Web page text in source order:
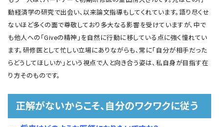
動経済学の研究で出会い、以来論文指導もしてくれています。語り尽くせ
ないほど多くの面で尊敬しており多大なる影響を受けていますが、中で
も他人への「Giveの精神」を自然に行動に移している点に強く憧れてい
ます。研修医として忙しい立場にありながらも、常に「自分が相手だった
らどうしてほしいか」という視点で人と向き合う姿は、私自身が目指す在
り方そのものです。
正解がないからこそ、自分のワクワクに従う